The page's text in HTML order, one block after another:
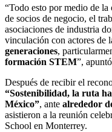
“Todo esto por medio de
de socios de negocio, el
asociaciones de industria
vinculación con actores de
generaciones,
formación STEM”,
Después de recibir el
“Sostenibilidad, la ruta
México”, ante alrededor
asistieron a la reunión
School en Monterrey.